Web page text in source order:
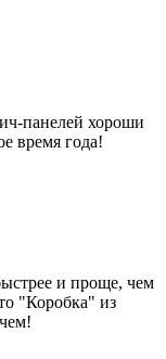
панелей хороши
время года!
и проще, чем
"Коробка" из